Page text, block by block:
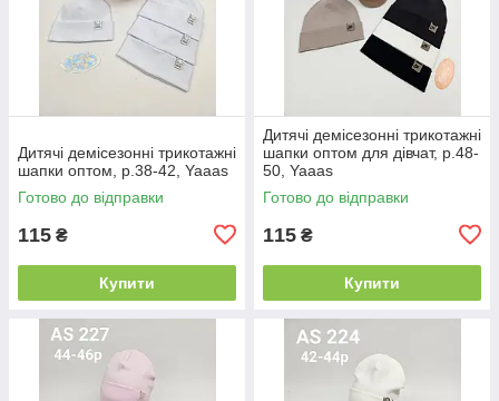
Дитячі демісезонні трикотажні
шапки оптом, р.38-42, Yaaas
Готово до відправки
115 ₴
Купити
Дитячі демісезонні трикотажні
шапки оптом для дівчат, р.48-
50, Yaaas
Готово до відправки
115 ₴
Купити